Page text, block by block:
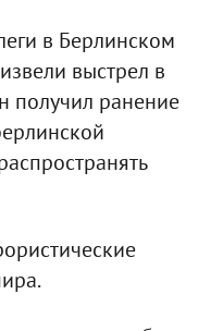
в Берлинском
выстрел в
получил ранение